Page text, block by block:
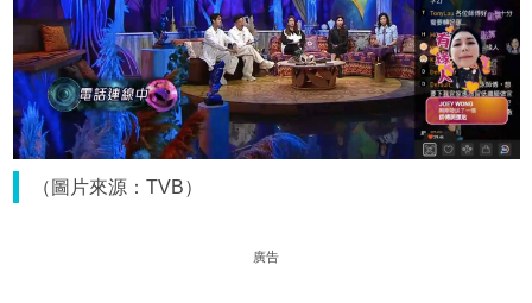
（圖片來源：TVB）
廣告